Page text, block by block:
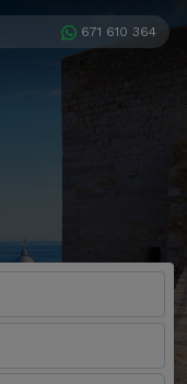
671 610 364